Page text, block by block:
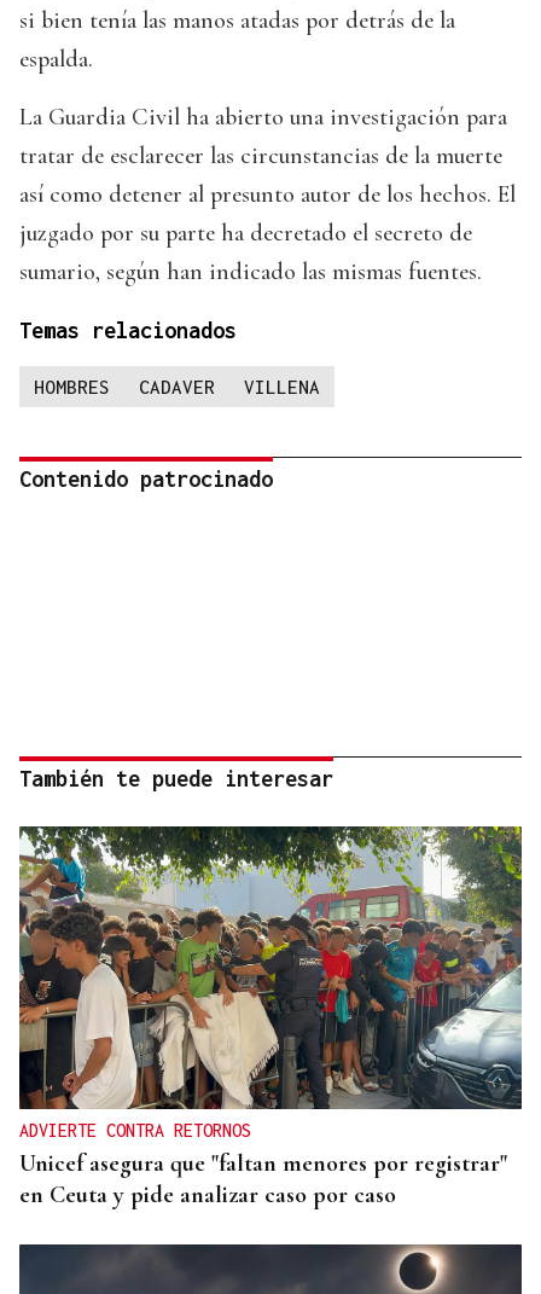
si bien tenía las manos atadas por detrás de la
espalda.
La Guardia Civil ha abierto una investigación para
tratar de esclarecer las circunstancias de la muerte
así como detener al presunto autor de los hechos. El
juzgado por su parte ha decretado el secreto de
sumario, según han indicado las mismas fuentes.
Temas relacionados
HOMBRES CADAVER VILLENA
Contenido patrocinado
También te puede interesar
ADVIERTE CONTRA RETORNOS
Unicef asegura que "faltan menores por registrar"
en Ceuta y pide analizar caso por caso